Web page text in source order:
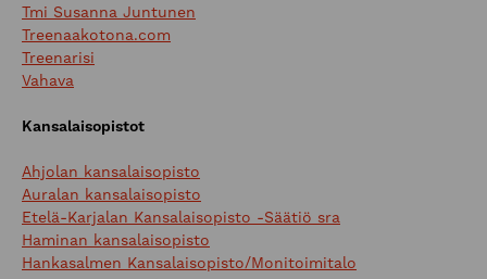
Tmi Susanna Juntunen
Treenaakotona.com
Treenarisi
Vahava
Kansalaisopistot
Ahjolan kansalaisopisto
Auralan kansalaisopisto
Etelä-Karjalan Kansalaisopisto -Säätiö sra
Haminan kansalaisopisto
Hankasalmen Kansalaisopisto/Monitoimitalo